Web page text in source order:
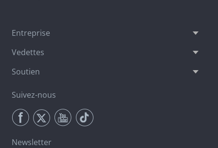
Entreprise
Vedettes
Soutien
Suivez-nous
Newsletter